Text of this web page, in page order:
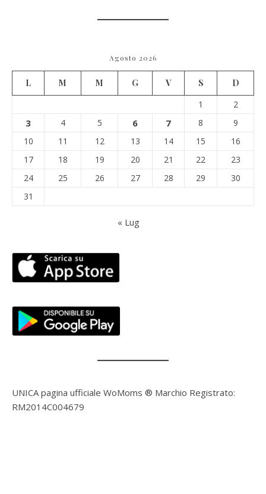
Agosto 2026
L M M G V S
D
1
2
3 4 5 6 7 8
9
10
11 12 13 14 15
16
17
18 19 20 21 22
23
24
25 26 27 28 29
30
31
« Lug
UNICA pagina ufficiale WoMoms ® Marchio Registrato:
RM2014C004679